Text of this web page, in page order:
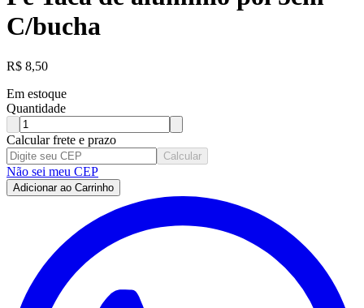
C/bucha
R$ 8,50
Em estoque
Quantidade
Calcular frete e prazo
Calcular
Não sei meu CEP
Adicionar ao Carrinho